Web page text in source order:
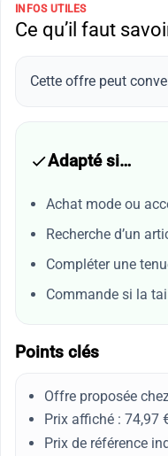
INFOS UTILES
Ce qu’il faut
Cette offre peut
Adapté si…
Achat mode ou
Recherche d’un
Compléter une
Commande si la
Points clés
Offre proposée
Prix affiché : 74,97
Prix de référence